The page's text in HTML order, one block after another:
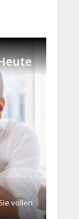
vollen